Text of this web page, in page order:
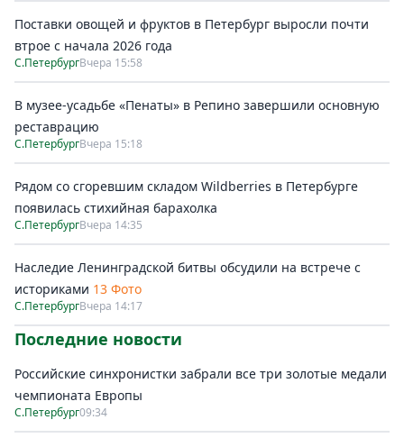
Поставки овощей и фруктов в Петербург выросли почти
втрое с начала 2026 года
С.ПетербургВчера 15:58
В музее-усадьбе «Пенаты» в Репино завершили основную
реставрацию
С.ПетербургВчера 15:18
Рядом со сгоревшим складом Wildberries в Петербурге
появилась стихийная барахолка
С.ПетербургВчера 14:35
Наследие Ленинградской битвы обсудили на встрече с
историками 13 Фото
С.ПетербургВчера 14:17
Последние новости
Российские синхронистки забрали все три золотые медали
чемпионата Европы
С.Петербург09:34